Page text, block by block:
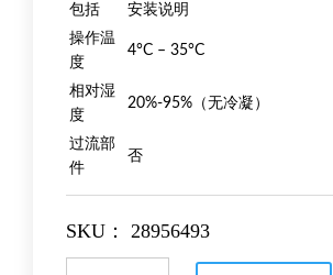
包括
安装说明
操作温
度
4°C – 35°C
相对湿
度
20%-95%（无冷凝）
过流部
件
否
SKU： 28956493